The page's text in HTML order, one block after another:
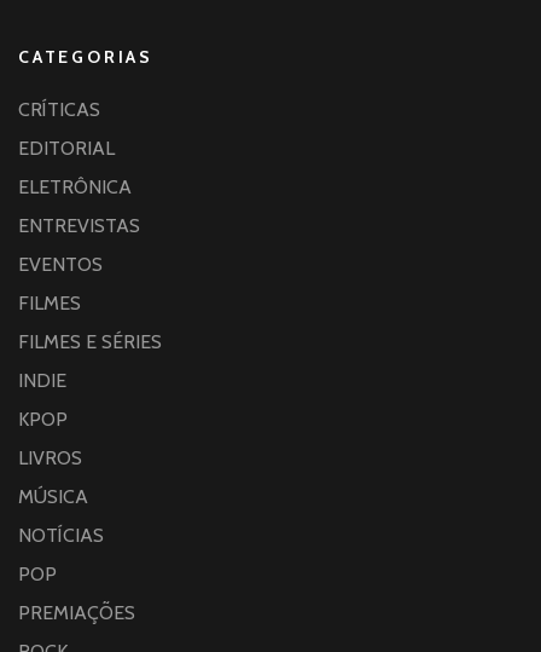
CATEGORIAS
CRÍTICAS
EDITORIAL
ELETRÔNICA
ENTREVISTAS
EVENTOS
FILMES
FILMES E SÉRIES
INDIE
KPOP
LIVROS
MÚSICA
NOTÍCIAS
POP
PREMIAÇÕES